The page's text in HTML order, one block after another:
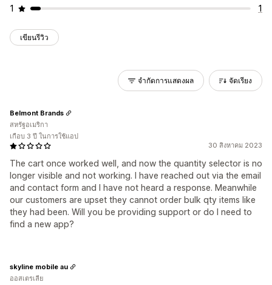
1
1
เขียนรีวิว
จำกัดการแสดงผล จัดเรียง
30 สิงหาคม 2023
The cart once worked well, and now the quantity selector is no
longer visible and not working. I have reached out via the email
and contact form and I have not heard a response. Meanwhile
our customers are upset they cannot order bulk qty items like
they had been. Will you be providing support or do I need to
find a new app?
Belmont Brands
สหรัฐอเมริกา
เกือบ 3 ปี ในการใช้แอป
skyline mobile au
ออสเตรเลีย